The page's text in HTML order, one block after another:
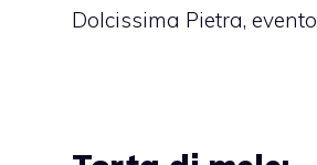
Dolcissima Pietra, evento